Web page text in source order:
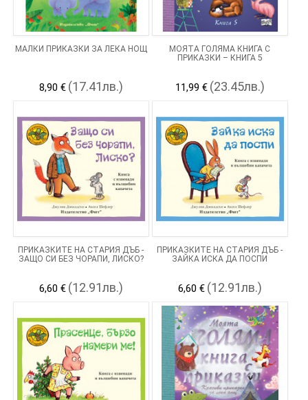
МАЛКИ ПРИКАЗКИ ЗА ЛЕКА НОЩ
8,90 € (17.41лв.)
МОЯТА ГОЛЯМА КНИГА С
ПРИКАЗКИ – КНИГА 5
11,99 € (23.45лв.)
ПРИКАЗКИТЕ НА СТАРИЯ ДЪБ -
ЗАЩО СИ БЕЗ ЧОРАПИ, ЛИСКО?
6,60 € (12.91лв.)
ПРИКАЗКИТЕ НА СТАРИЯ ДЪБ -
ЗАЙКА ИСКА ДА ПОСПИ
6,60 € (12.91лв.)